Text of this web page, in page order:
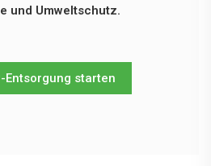
und Umweltschutz.
Entsorgung starten